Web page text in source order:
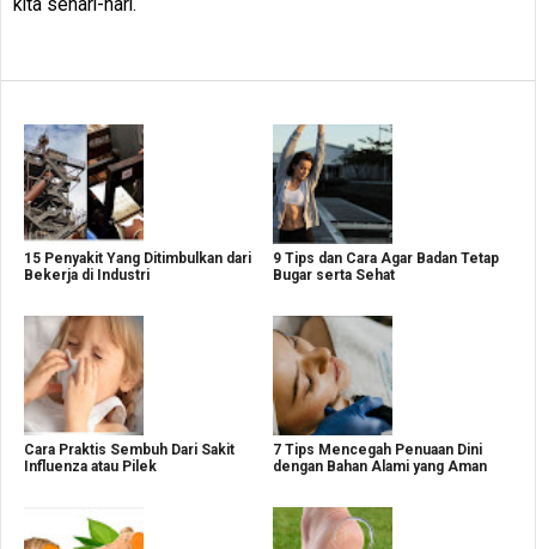
15 Penyakit Yang Ditimbulkan dari
Bekerja di Industri
9 Tips dan Cara Agar Badan Tetap
Bugar serta Sehat
Cara Praktis Sembuh Dari Sakit
Influenza atau Pilek
7 Tips Mencegah Penuaan Dini
dengan Bahan Alami yang Aman